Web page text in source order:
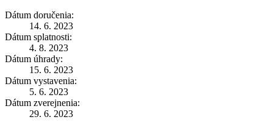
Dátum doručenia:
14. 6. 2023
Dátum splatnosti:
4. 8. 2023
Dátum úhrady:
15. 6. 2023
Dátum vystavenia:
5. 6. 2023
Dátum zverejnenia:
29. 6. 2023